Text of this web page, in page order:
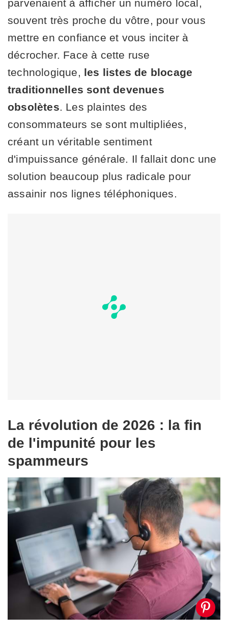
parvenaient à afficher un numéro local,
souvent très proche du vôtre, pour vous
mettre en confiance et vous inciter à
décrocher. Face à cette ruse
technologique, les listes de blocage
traditionnelles sont devenues
obsolètes. Les plaintes des
consommateurs se sont multipliées,
créant un véritable sentiment
d'impuissance générale. Il fallait donc une
solution beaucoup plus radicale pour
assainir nos lignes téléphoniques.
La révolution de 2026 : la fin
de l'impunité pour les
spammeurs